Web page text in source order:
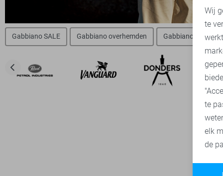
Gabbiano SALE Gabbiano overhemden Gabbiano t-shirts
Wij
te
te
elk
de